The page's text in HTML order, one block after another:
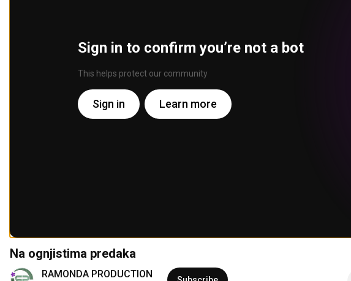
Sign in to confirm you’re not a bot
This helps protect our community
Sign in Learn more
Na ognjistima predaka
RAMONDA PRODUCTION